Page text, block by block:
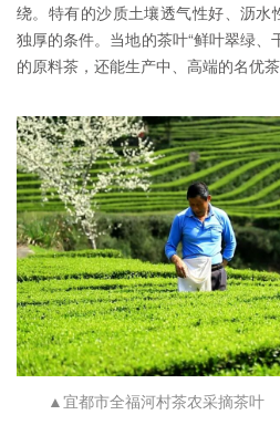
绕。特有的沙质土壤透气性好、沥水
独厚的条件。当地的茶叶“鲜叶翠绿、
的原料茶，还能生产中、高端的名优茶
▲宜都市全福河村茶农采摘茶叶